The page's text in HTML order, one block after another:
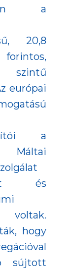
a
20,8
szintű
európai
a
Máltai
és
voltak.
hogy
sújtott